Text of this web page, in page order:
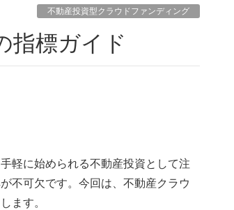
不動産投資型クラウドファンディング
指標ガイド
軽に始められる不動産投資として注
不可欠です。今回は、不動産クラウ
ます。